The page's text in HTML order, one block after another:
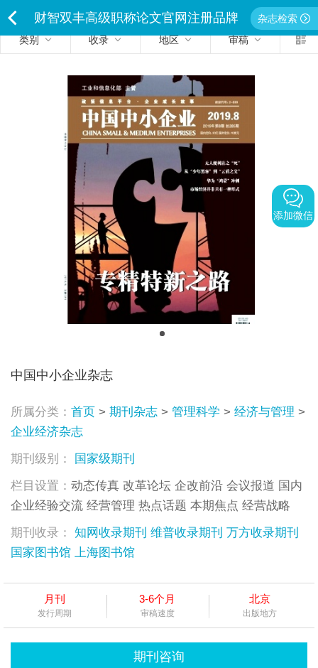
财智双丰高级职称论文官网注册品牌
独家经营严禁侵权违者必究
杂志检索
类别
收录 地区 审稿
中国中小企业杂志
所属分类： 首页 > 期刊杂志 > 管理科学 > 经济与管理 >
企业经济杂志
期刊级别：
国家级期刊
栏目设置： 动态传真 改革论坛 企改前沿 会议报道 国内
企业经验交流 经营管理 热点话题 本期焦点 经营战略
期刊收录：
知网收录期刊 维普收录期刊 万方收录期刊
国家图书馆 上海图书馆
月刊
发行周期
3-6个月
审稿速度
北京
出版地方
期刊咨询
添加微信